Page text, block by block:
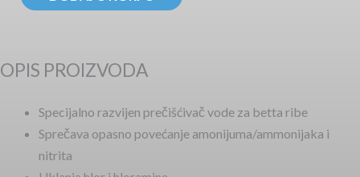
količina
OPIS PROIZVODA
Specijalno razvijen prečišćivač vode za betta ribe
Sprečava opasno povećanje amonijuma/ammonijaka i
nitrita